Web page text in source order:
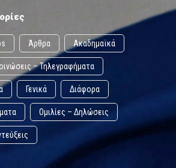
Άρθρα Ακαδημαϊκά
– Τηλεγραφήματα
Γενικά Διάφορα
Ομιλίες – Δηλώσεις